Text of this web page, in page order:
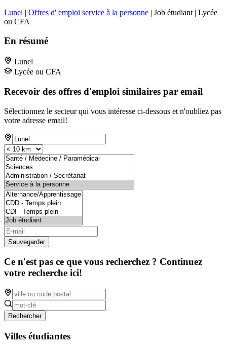
Lunel | Offres d' emploi service à la personne | Job étudiant | Lycée
ou CFA
En résumé
Lunel
Lycée ou CFA
Recevoir des offres d'emploi similaires par email
Sélectionnez le secteur qui vous intéresse ci-dessous et n'oubliez pas
votre adresse email!
Sauvegarder
Ce n'est pas ce que vous recherchez ? Continuez
votre recherche ici!
Rechercher
Villes étudiantes